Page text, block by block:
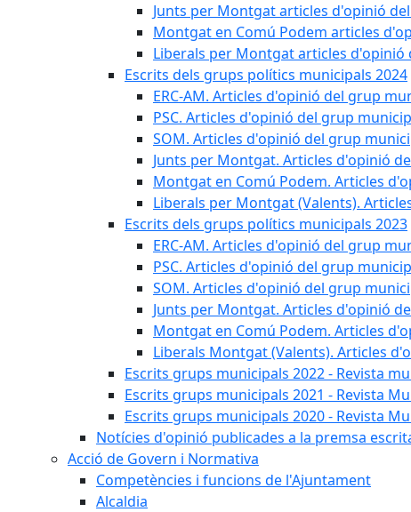
Junts per Montgat articles d'opinió
Montgat en Comú Podem articles
Liberals per Montgat articles d'opinió
Escrits dels grups polítics municipals 2024
ERC-AM. Articles d'opinió del grup
PSC. Articles d'opinió del grup
SOM. Articles d'opinió del grup
Junts per Montgat. Articles d'opinió
Montgat en Comú Podem. Articles
Liberals per Montgat (Valents).
Escrits dels grups polítics municipals 2023
ERC-AM. Articles d'opinió del grup
PSC. Articles d'opinió del grup
SOM. Articles d'opinió del grup
Junts per Montgat. Articles d'opinió
Montgat en Comú Podem. Articles
Liberals Montgat (Valents). Articles
Escrits grups municipals 2022 - Revista
Escrits grups municipals 2021 - Revista
Escrits grups municipals 2020 - Revista
Notícies d'opinió publicades a la premsa
Acció de Govern i Normativa
Competències i funcions de l'Ajuntament
Alcaldia